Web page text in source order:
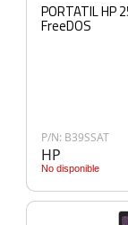
PORTATIL HP
FreeDOS
P/N: B39SSAT
HP
No disponible